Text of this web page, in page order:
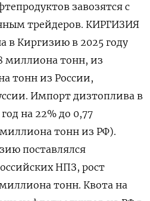
завозятся с
трейдеров. КИРГИЗИЯ
в Киргизию в 2025 году
миллиона тонн, из
тонн из России,
Импорт дизтоплива в
на 22% до 0,77
тонн из РФ).
поставлялся
НПЗ, рост
тонн. Квота на